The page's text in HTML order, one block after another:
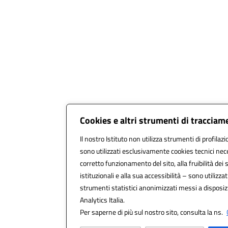
Cookies e altri strumenti di
Il nostro Istituto non utilizza strumenti di
sono utilizzati esclusivamente cookies tecnici
corretto funzionamento del sito, alla fruibilità dei
istituzionali e alla sua accessibilità – sono
strumenti statistici anonimizzati messi a
Analytics Italia.
Per saperne di più sul nostro sito, consulta la ns.